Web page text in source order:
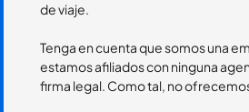
de viaje.
Tenga en cuenta que somos una
estamos afiliados con ninguna
firma legal. Como tal, no